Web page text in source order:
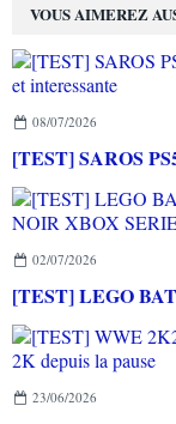
VOUS AIMEREZ
08/07/2026
02/07/2026
23/06/2026